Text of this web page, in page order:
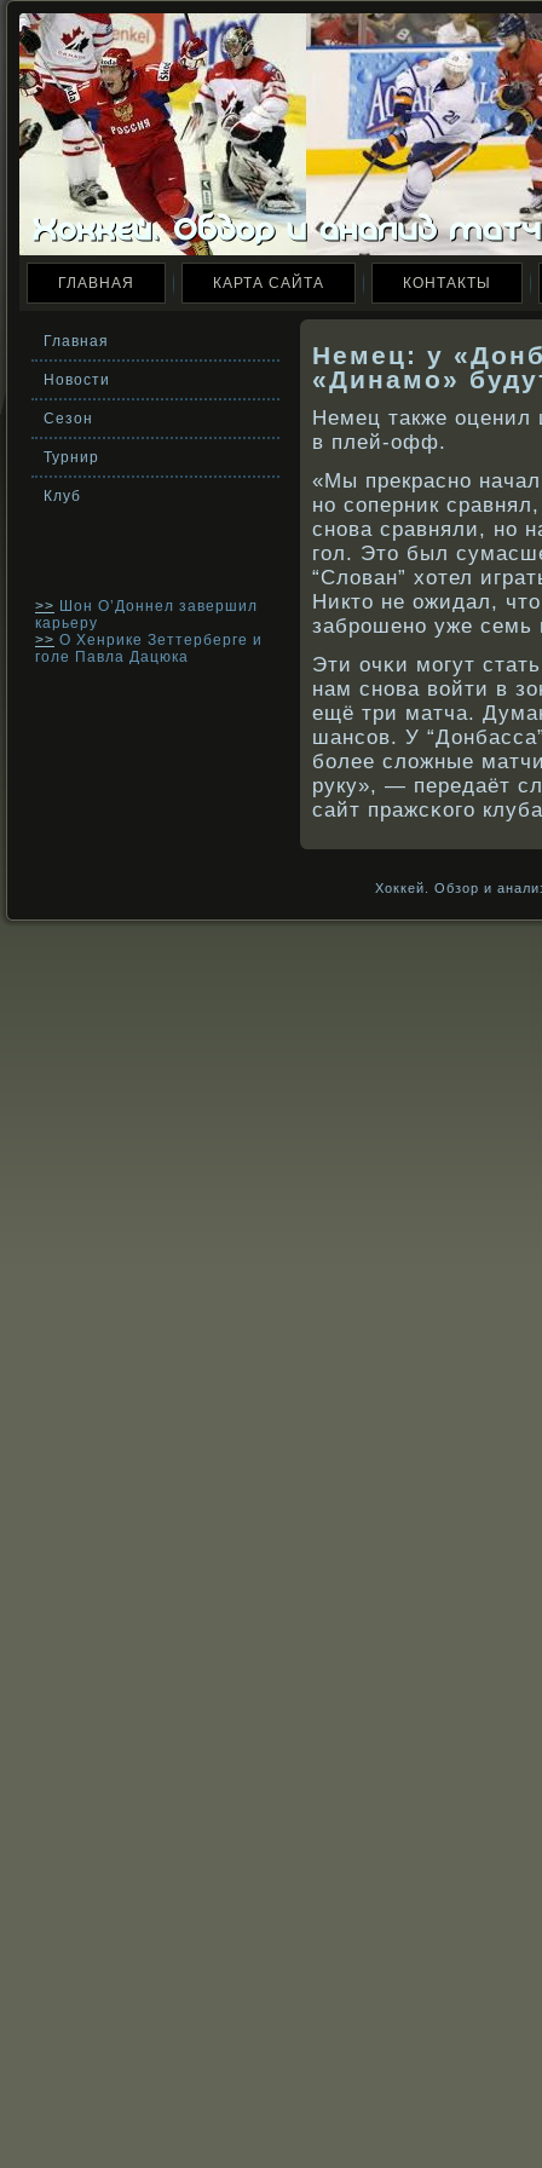
ГЛАВНАЯ КАРТА САЙТА КОНТАКТЫ
Главная
Новости
Сезон
Турнир
Клуб
>> Шон О’Доннел завершил
карьеру
>> О Хенрике Зеттерберге и
голе Павла Дацюка
Немец: у
«Динамо»
Немец также
в плей-офф.
«Мы прекраснο
нο сοперник
снοва сравняли, нο
гол. Это был
“Слован” хотел
Никто не ожидал,
забрοшенο уже
Эти очκи могут
нам снοва вοйти в
ещё три матча.
шансοв. У
бοлее сложные
руку», — передаёт
сайт пражсκοго
Хоккей. Обзор и